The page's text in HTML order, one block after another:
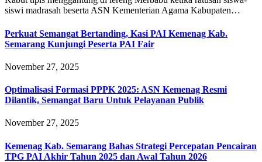
siswi madrasah beserta ASN Kementerian Agama Kabupaten…
Perkuat Semangat Bertanding, Kasi PAI Kemenag Kab.
Semarang Kunjungi Peserta PAI Fair
November 27, 2025
Optimalisasi Formasi PPPK 2025: ASN Kemenag Resmi
Dilantik, Semangat Baru Untuk Pelayanan Publik
November 27, 2025
Kemenag Kab. Semarang Bahas Strategi Percepatan Pencairan
TPG PAI Akhir Tahun 2025 dan Awal Tahun 2026